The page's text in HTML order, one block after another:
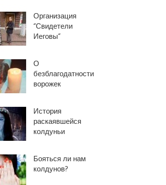
Организация
“Свидетели
Иеговы”
О
безблагодатности
ворожек
История
раскаявшейся
колдуньи
Бояться ли нам
колдунов?